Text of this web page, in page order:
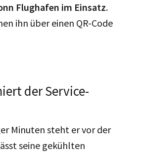
Flughafen im Einsatz.
ihn über einen QR-Code
der Service-
Minuten steht er vor der
seine gekühlten